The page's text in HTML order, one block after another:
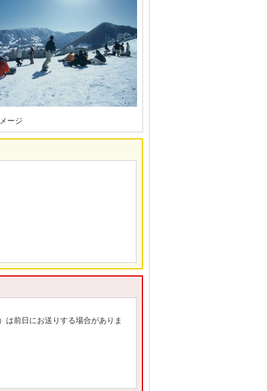
ージ
は前日にお送りする場合がありま